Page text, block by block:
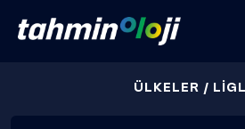
ÜLKELER /